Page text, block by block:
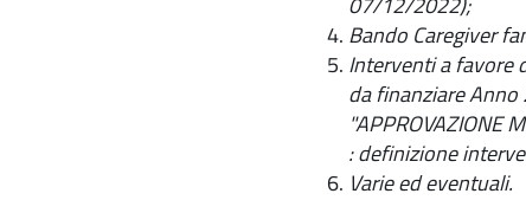
Bando Caregiver
Interventi a favore
da finanziare
"APPROVAZIONE
: definizione
Varie ed eventuali.